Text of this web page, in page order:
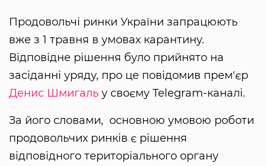
Продовольчі ринки України запрацюють
вже з 1 травня в умовах карантину.
Відповідне рішення було прийнято на
засіданні уряду, про це повідомив прем'єр
Денис Шмигаль у своєму Telegram-каналі.
За його словами, основною умовою роботи
продовольчих ринків є рішення
відповідного територіального органу